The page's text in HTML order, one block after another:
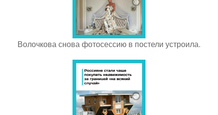
Волочкова снова фотосессию в постели устроила.